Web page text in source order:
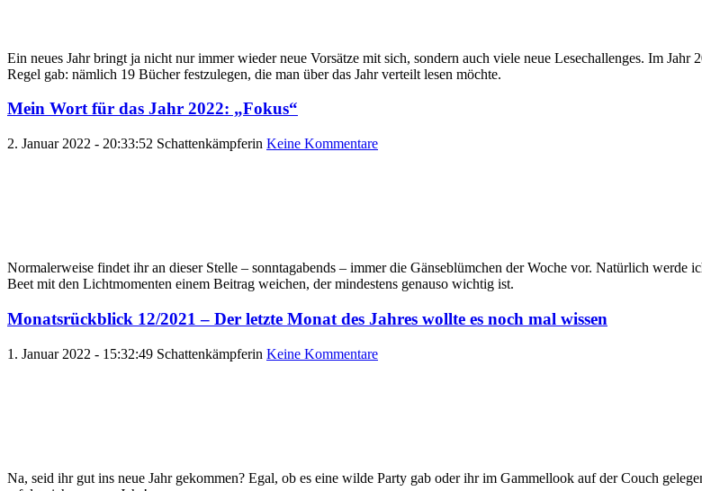
Ein neues Jahr bringt ja nicht nur immer wieder neue Vorsätze mit sich, sondern auch viele neue Lesechallenges. Im
Regel gab: nämlich 19 Bücher festzulegen, die man über das Jahr verteilt lesen möchte.
Mein Wort für das Jahr 2022: „Fokus“
2. Januar 2022 - 20:33:52 Schattenkämpferin Keine Kommentare
Normalerweise findet ihr an dieser Stelle – sonntagabends – immer die Gänseblümchen der Woche vor. Natürlich werde
Beet mit den Lichtmomenten einem Beitrag weichen, der mindestens genauso wichtig ist.
Monatsrückblick 12/2021 – Der letzte Monat des Jahres wollte es noch mal wissen
1. Januar 2022 - 15:32:49 Schattenkämpferin Keine Kommentare
Na, seid ihr gut ins neue Jahr gekommen? Egal, ob es eine wilde Party gab oder ihr im Gammellook auf der Couch